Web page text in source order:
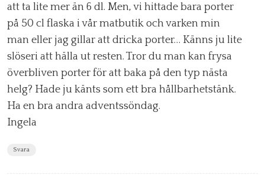
att ta lite mer än 6 dl. Men, vi hittade bara porter
på 50 cl flaska i vår matbutik och varken min
man eller jag gillar att dricka porter… Känns ju lite
slöseri att hälla ut resten. Tror du man kan frysa
överbliven porter för att baka på den typ nästa
helg? Hade ju känts som ett bra hållbarhetstänk.
Ha en bra andra adventssöndag.
Ingela
Svara